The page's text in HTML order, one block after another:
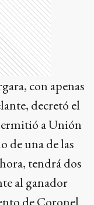
con apenas
decretó el
a Unión
de una de las
tendrá dos
al ganador
de Coronel